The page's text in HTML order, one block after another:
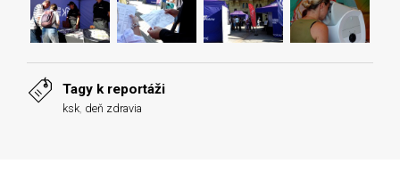
Tagy k reportáži
ksk deň zdravia